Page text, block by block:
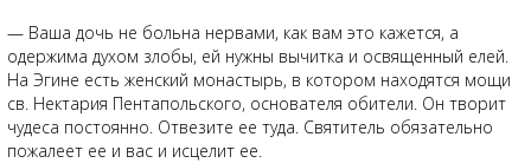
— Ваша дочь не больна нервами, как вам это кажется, а
одержима духом злобы, ей нужны вычитка и освященный елей.
На Эгине есть женский монастырь, в котором находятся мощи
св. Нектария Пентапольского, основателя обители. Он творит
чудеса постоянно. Отвезите ее туда. Святитель обязательно
пожалеет ее и вас и исцелит ее.